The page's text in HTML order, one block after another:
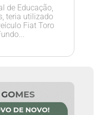
de Educação,
teria utilizado
Fiat Toro